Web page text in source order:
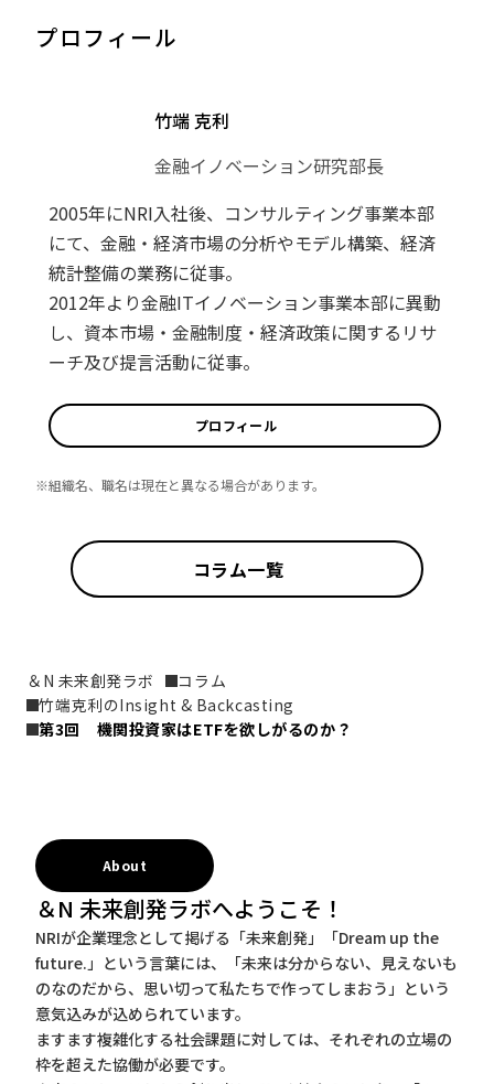
プロフィール
竹端 克利
金融イノベーション研究部長
2005年にNRI入社後、コンサルティング事業本部
にて、金融・経済市場の分析やモデル構築、経済
統計整備の業務に従事。
2012年より金融ITイノベーション事業本部に異動
し、資本市場・金融制度・経済政策に関するリサ
ーチ及び提言活動に従事。
プロフィール
※組織名、職名は現在と異なる場合があります。
コラム一覧
＆N 未来創発ラボ
コラム
竹端克利のInsight & Backcasting
第3回　機関投資家はETFを欲しがるのか？
About
＆N 未来創発ラボへようこそ！
NRIが企業理念として掲げる「未来創発」「Dream up the
future.」という言葉には、「未来は分からない、見えないも
のなのだから、思い切って私たちで作ってしまおう」という
意気込みが込められています。
ますます複雑化する社会課題に対しては、それぞれの立場の
枠を超えた協働が必要です。